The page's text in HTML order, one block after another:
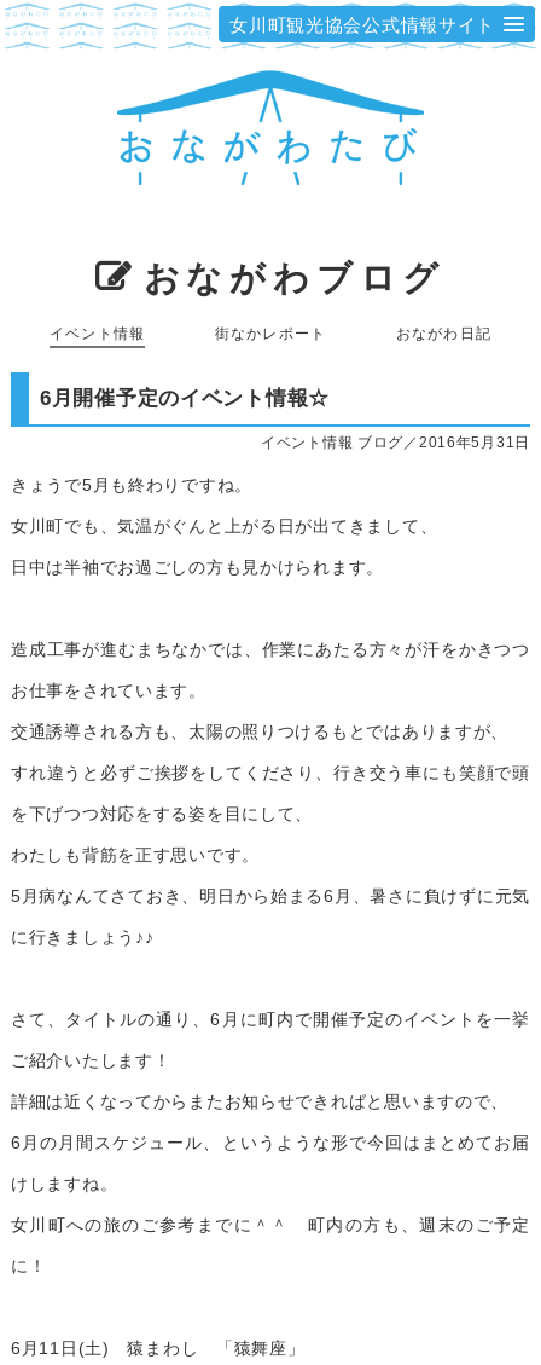
女川町観光協会公式情報サイト
おながわブログ
イベント情報 街なかレポート おながわ日記
6月開催予定のイベント情報☆
イベント情報 ブログ／2016年5月31日
きょうで5月も終わりですね。
女川町でも、気温がぐんと上がる日が出てきまして、
日中は半袖でお過ごしの方も見かけられます。
造成工事が進むまちなかでは、作業にあたる方々が汗をかきつつ
お仕事をされています。
交通誘導される方も、太陽の照りつけるもとではありますが、
すれ違うと必ずご挨拶をしてくださり、行き交う車にも笑顔で頭
を下げつつ対応をする姿を目にして、
わたしも背筋を正す思いです。
5月病なんてさておき、明日から始まる6月、暑さに負けずに元気
に行きましょう♪♪
さて、タイトルの通り、6月に町内で開催予定のイベントを一挙
ご紹介いたします！
詳細は近くなってからまたお知らせできればと思いますので、
6月の月間スケジュール、というような形で今回はまとめてお届
けしますね。
女川町への旅のご参考までに＾＾ 町内の方も、週末のご予定
に！
6月11日(土) 猿まわし 「猿舞座」